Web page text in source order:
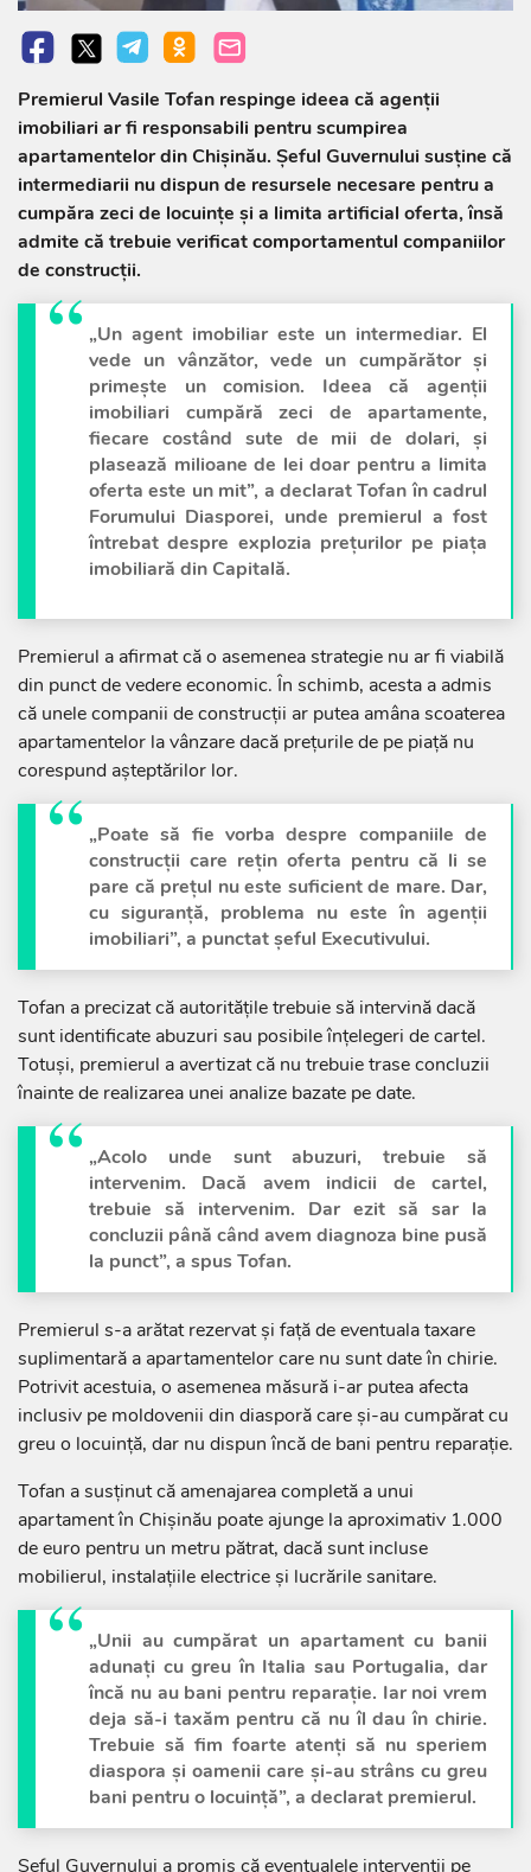
Premierul Vasile Tofan respinge ideea că agenții
imobiliari ar fi responsabili pentru scumpirea
apartamentelor din Chișinău. Șeful Guvernului susține că
intermediarii nu dispun de resursele necesare pentru a
cumpăra zeci de locuințe și a limita artificial oferta, însă
admite că trebuie verificat comportamentul companiilor
de construcții.
„Un agent imobiliar este un intermediar. El
vede un vânzător, vede un cumpărător și
primește un comision. Ideea că agenții
imobiliari cumpără zeci de apartamente,
fiecare costând sute de mii de dolari, și
plasează milioane de lei doar pentru a limita
oferta este un mit”, a declarat Tofan în cadrul
Forumului Diasporei, unde premierul a fost
întrebat despre explozia prețurilor pe piața
imobiliară din Capitală.
Premierul a afirmat că o asemenea strategie nu ar fi viabilă
din punct de vedere economic. În schimb, acesta a admis
că unele companii de construcții ar putea amâna scoaterea
apartamentelor la vânzare dacă prețurile de pe piață nu
corespund așteptărilor lor.
„Poate să fie vorba despre companiile de
construcții care rețin oferta pentru că li se
pare că prețul nu este suficient de mare. Dar,
cu siguranță, problema nu este în agenții
imobiliari”, a punctat șeful Executivului.
Tofan a precizat că autoritățile trebuie să intervină dacă
sunt identificate abuzuri sau posibile înțelegeri de cartel.
Totuși, premierul a avertizat că nu trebuie trase concluzii
înainte de realizarea unei analize bazate pe date.
„Acolo unde sunt abuzuri, trebuie să
intervenim. Dacă avem indicii de cartel,
trebuie să intervenim. Dar ezit să sar la
concluzii până când avem diagnoza bine pusă
la punct”, a spus Tofan.
Premierul s-a arătat rezervat și față de eventuala taxare
suplimentară a apartamentelor care nu sunt date în chirie.
Potrivit acestuia, o asemenea măsură i-ar putea afecta
inclusiv pe moldovenii din diasporă care și-au cumpărat cu
greu o locuință, dar nu dispun încă de bani pentru reparație.
Tofan a susținut că amenajarea completă a unui
apartament în Chișinău poate ajunge la aproximativ 1.000
de euro pentru un metru pătrat, dacă sunt incluse
mobilierul, instalațiile electrice și lucrările sanitare.
„Unii au cumpărat un apartament cu banii
adunați cu greu în Italia sau Portugalia, dar
încă nu au bani pentru reparație. Iar noi vrem
deja să-i taxăm pentru că nu îl dau în chirie.
Trebuie să fim foarte atenți să nu speriem
diaspora și oamenii care și-au strâns cu greu
bani pentru o locuință”, a declarat premierul.
Șeful Guvernului a promis că eventualele intervenții pe